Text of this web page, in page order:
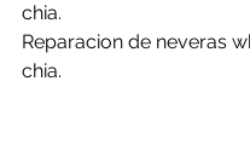
chia.
Reparacion de neveras
chia.